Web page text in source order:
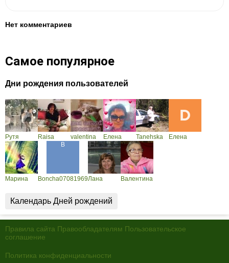
Нет комментариев
Самое популярное
Дни рождения пользователей
Рутя Raisa valentina Елена Tanehska Елена
Марина Boncha07081969Лана Валентина
Календарь Дней рождений
Правила сайта Правообладателям Пользовательское
соглашение
Политика конфиденциальности